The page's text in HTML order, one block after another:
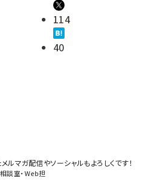
114
40
マガ配信やソーシャルもよろしくです！
談室・Web担